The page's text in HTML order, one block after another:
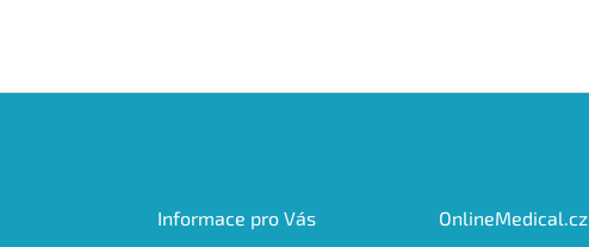
Informace pro Vás OnlineMedical.cz